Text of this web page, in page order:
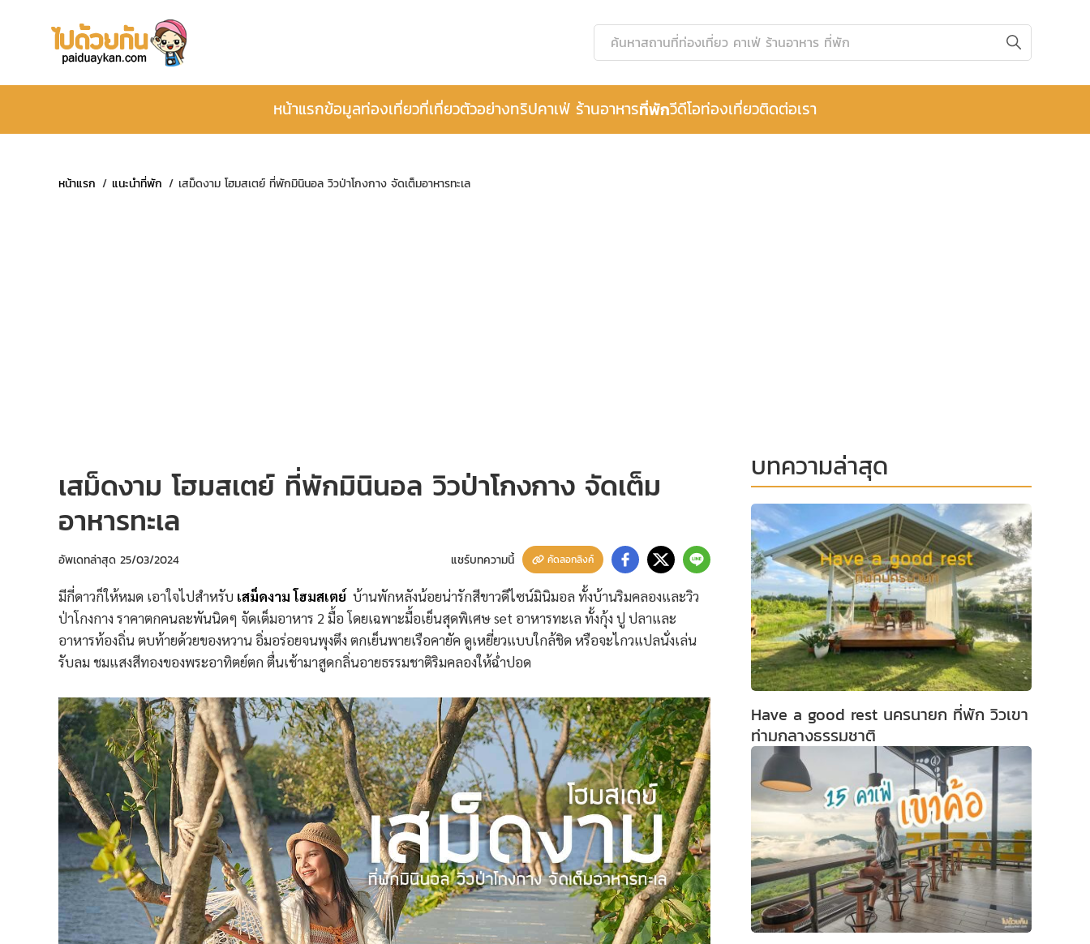
หน้าแรกข้อมูลท่องเที่ยวที่เที่ยวตัวอย่างทริปคาเฟ่ ร้านอาหารที่พักวีดีโอท่องเที่ยวติดต่อเรา
หน้าแรก แนะนำที่พัก เสม็ดงาม โฮมสเตย์ ที่พักมินินอล วิวป่าโกงกาง จัดเต็มอาหารทะเล
เสม็ดงาม โฮมสเตย์ ที่พักมินินอล วิวป่าโกงกาง จัดเต็ม
อาหารทะเล
อัพเดทล่าสุด 25/03/2024 แชร์บทความนี้ คัดลอกลิงค์
มีกี่ดาวก็ให้หมด เอาใจไปสำหรับ เสม็ดงาม โฮมสเตย์ บ้านพักหลังน้อยน่ารักสีขาวดีไซน์มินิมอล ทั้งบ้านริมคลองและวิว
ป่าโกงกาง ราคาตกคนละพันนิดๆ จัดเต็มอาหาร 2 มื้อ โดยเฉพาะมื้อเย็นสุดพิเศษ set อาหารทะเล ทั้งกุ้ง ปู ปลาและ
อาหารท้องถิ่น ตบท้ายด้วยของหวาน อิ่มอร่อยจนพุงตึง ตกเย็นพายเรือคายัค ดูเหยี่ยวแบบใกล้ชิด หรือจะไกวแปลนั่งเล่น
รับลม ชมแสงสีทองของพระอาทิตย์ตก ตื่นเช้ามาสูดกลิ่นอายธรรมชาติริมคลองให้ฉ่ำปอด
บทความล่าสุด
Have a good rest นครนายก ที่พัก วิวเขา
ท่ามกลางธรรมชาติ